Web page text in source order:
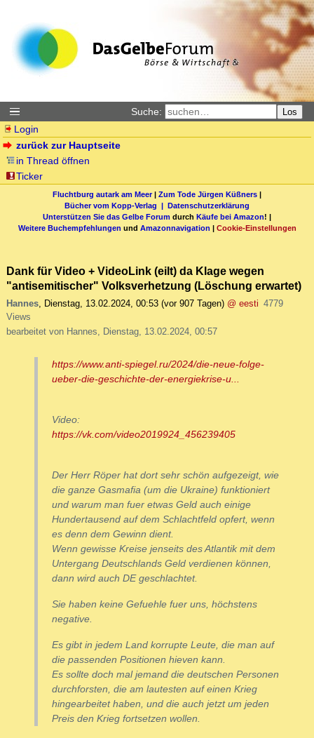
Suche: Los
Login
zurück zur Hauptseite
in Thread öffnen
Ticker
Fluchtburg autark am Meer| Zum Tode Jürgen Küßners |
Bücher vom Kopp-Verlag | Datenschutzerklärung
Unterstützen Sie das Gelbe Forum durch Käufe bei Amazon! |
Weitere Buchempfehlungen und Amazonnavigation | Cookie-Einstellungen
Dank für Video + VideoLink (eilt) da Klage wegen
"antisemitischer" Volksverhetzung (Löschung erwartet)
Hannes, Dienstag, 13.02.2024, 00:53 (vor 907 Tagen) @ eesti 4779
Views
bearbeitet von Hannes, Dienstag, 13.02.2024, 00:57
https://www.anti-spiegel.ru/2024/die-neue-folge-
ueber-die-geschichte-der-energiekrise-u...
Video:
https://vk.com/video2019924_456239405
Der Herr Röper hat dort sehr schön aufgezeigt, wie
die ganze Gasmafia (um die Ukraine) funktioniert
und warum man fuer etwas Geld auch einige
Hundertausend auf dem Schlachtfeld opfert, wenn
es denn dem Gewinn dient.
Wenn gewisse Kreise jenseits des Atlantik mit dem
Untergang Deutschlands Geld verdienen können,
dann wird auch DE geschlachtet.
Sie haben keine Gefuehle fuer uns, höchstens
negative.
Es gibt in jedem Land korrupte Leute, die man auf
die passenden Positionen hieven kann.
Es sollte doch mal jemand die deutschen Personen
durchforsten, die am lautesten auf einen Krieg
hingearbeitet haben, und die auch jetzt um jeden
Preis den Krieg fortsetzen wollen.